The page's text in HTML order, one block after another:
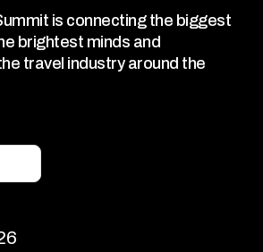
is connecting the biggest
brightest minds and
travel industry around the